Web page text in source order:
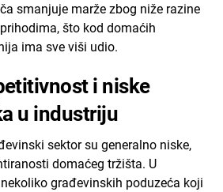
smanjuje marže zbog niže razine
što kod domaćih
ima sve viši udio.
i niske
u industriju
sektor su generalno niske,
domaćeg tržišta. U
građevinskih poduzeća koji